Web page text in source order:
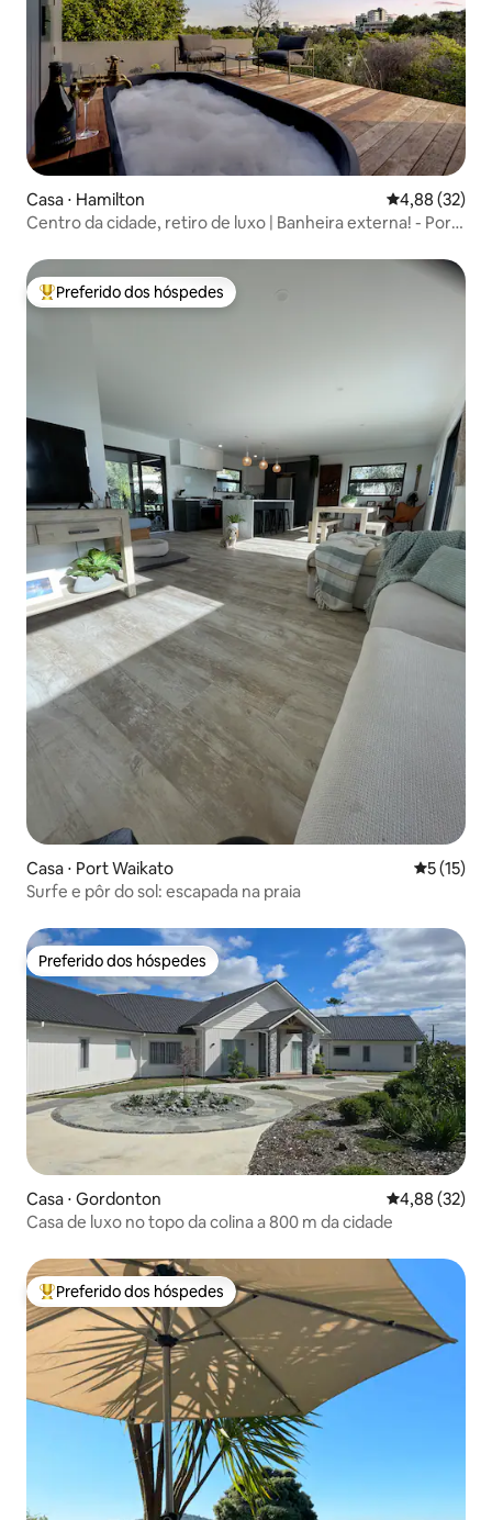
Casa ⋅ Hamilton 4,88 de uma
4,88 (32)
Centro da cidade, retiro de luxo | Banheira externa! - Por
Entre os melhores preferidos dos hóspedes
Preferido dos hóspedes
Casa ⋅ Port Waikato 5 de uma
5 (15)
Surfe e pôr do sol: escapada na praia
Preferido dos hóspedes
Preferido dos hóspedes
Casa ⋅ Gordonton 4,88 de uma
4,88 (32)
Casa de luxo no topo da colina a 800 m da cidade
Entre os melhores preferidos dos hóspedes
Preferido dos hóspedes